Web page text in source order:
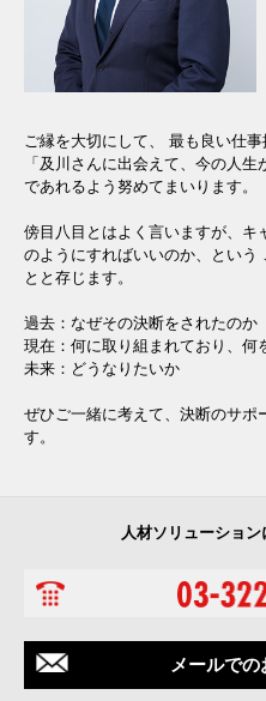
ご縁を大切にして、 最も良い仕
「及川さんに出会えて、今の人
であれるよう努めてまいります。
傍目八目とはよく言いますが、
のようにすればいいのか、という
とと存じます。
過去：なぜその決断をされたのか
現在：何に取り組まれており、何
未来：どうなりたいか
ぜひご一緒に考えて、決断のサポ
す。
人材ソリューショ
メールで